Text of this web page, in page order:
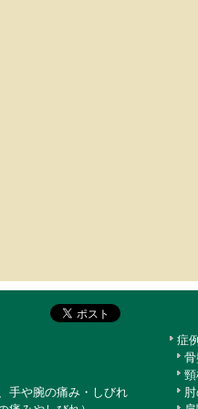
手や腕の痛み・しびれ
症